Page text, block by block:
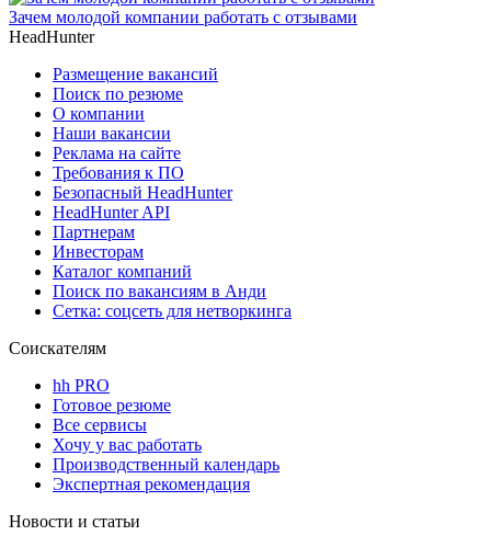
Зачем молодой компании работать с отзывами
HeadHunter
Размещение вакансий
Поиск по резюме
О компании
Наши вакансии
Реклама на сайте
Требования к ПО
Безопасный HeadHunter
HeadHunter API
Партнерам
Инвесторам
Каталог компаний
Поиск по вакансиям в Анди
Сетка: соцсеть для нетворкинга
Соискателям
hh PRO
Готовое резюме
Все сервисы
Хочу у вас работать
Производственный календарь
Экспертная рекомендация
Новости и статьи